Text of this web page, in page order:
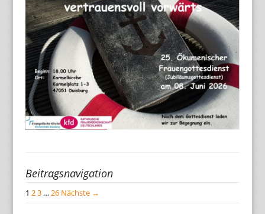
Beitragsnavigation
1 23 …26 Nächste →